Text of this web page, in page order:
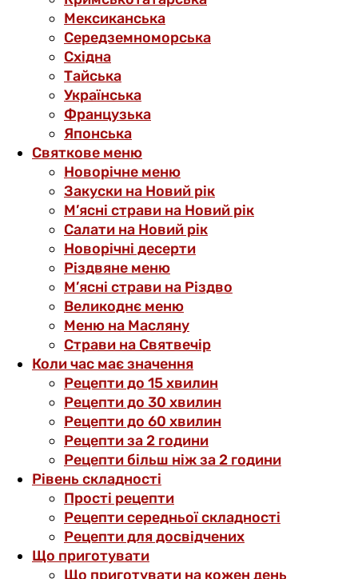
Мексиканська
Середземноморська
Східна
Тайська
Українська
Французька
Японська
Святкове меню
Новорічне меню
Закуски на Новий рік
М’ясні страви на Новий рік
Салати на Новий рік
Новорічні десерти
Різдвяне меню
М’ясні страви на Різдво
Великоднє меню
Меню на Масляну
Страви на Святвечір
Коли час має значення
Рецепти до 15 хвилин
Рецепти до 30 хвилин
Рецепти до 60 хвилин
Рецепти за 2 години
Рецепти більш ніж за 2 години
Рівень складності
Прості рецепти
Рецепти середньої складності
Рецепти для досвідчених
Що приготувати
Що приготувати на кожен день